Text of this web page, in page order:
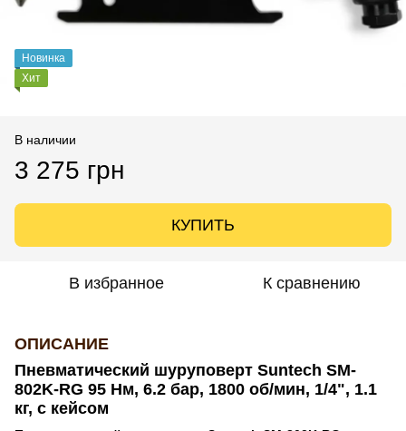
Новинка
Хит
В наличии
3 275 грн
КУПИТЬ
В избранное К сравнению
ОПИСАНИЕ
Пневматический шуруповерт Suntech SM-
802K-RG 95 Нм, 6.2 бар, 1800 об/мин, 1/4", 1.1
кг, с кейсом